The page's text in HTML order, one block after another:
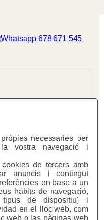
necessaries per
vostra navegació i
de tercers amb
anuncis i contingut
en base a un
hábits de navegació,
de dispositiu) i
en el lloc web, com
web o las pàginas web